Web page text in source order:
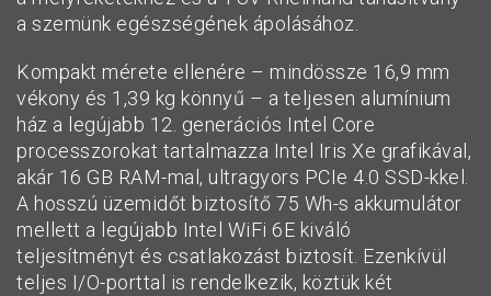
a szemünk egészségének ápolásához.
Kompakt mérete ellenére – mindössze 16,9 mm
vékony és 1,39 kg könnyű – a teljesen alumínium
ház a legújabb 12. generációs Intel Core
processzorokat tartalmazza Intel Iris Xe grafikával,
akár 16 GB RAM-mal, ultragyors PCIe 4.0 SSD-kkel.
A hosszú üzemidőt biztosítő 75 Wh-s akkumulátor
mellett a legújabb Intel WiFi 6E kiváló
teljesítményt és csatlakozást biztosít. Ezenkívül
teljes I/O-porttal is rendelkezik, köztük két